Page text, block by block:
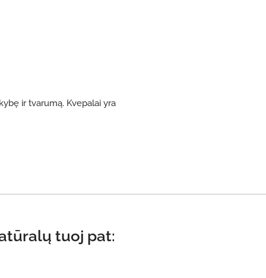
ir tvarumą. Kvepalai yra
tuoj pat: